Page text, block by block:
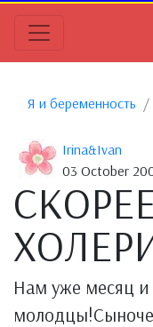
Я и беременность
Irina&Ivan
03 October
Нам уже месяц